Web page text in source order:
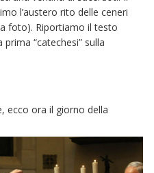
l’austero rito delle ceneri
foto). Riportiamo il testo
“catechesi” sulla
ecco ora il giorno della